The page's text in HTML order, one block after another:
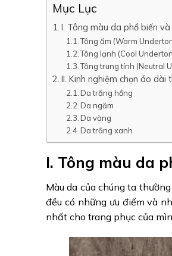
Mục Lục
I. Tông màu da phổ biến và
Tông ấm (Warm
Tông lạnh (Cool
Tông trung tính (Neutral
II. Kinh nghiệm chọn áo dài
Da trắng hồng
Da ngăm
Da vàng
Da trắng xanh
I. Tông màu da
Màu da của chúng ta
đều có những ưu điểm và
nhất cho trang phục của